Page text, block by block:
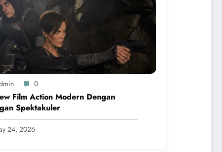
0
Film Action Modern Dengan
Spektakuler
24, 2026